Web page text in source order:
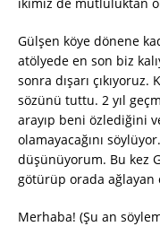
Gülşen köye dönene
atölyede en son biz
sonra dışarı
sözünü tuttu. 2 yıl
arayıp beni özlediğini
olamayacağını
düşünüyorum. Bu kez
götürüp orada
Merhaba! (Şu an